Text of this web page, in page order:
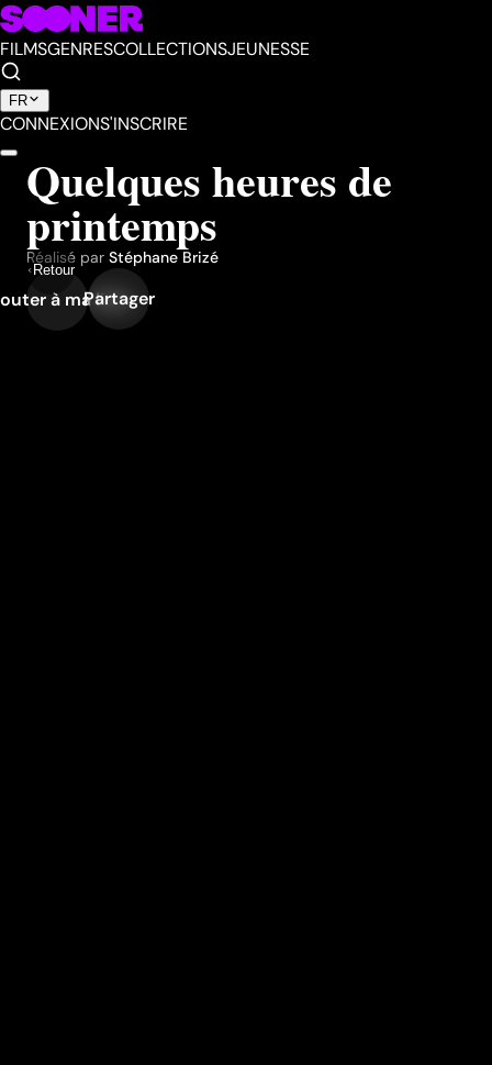
FILMSGENRESCOLLECTIONSJEUNESSE
FR
CONNEXIONS'INSCRIRE
Retour
Quelques heures de
printemps
Réalisé par Stéphane Brizé
à ma liste
Partager